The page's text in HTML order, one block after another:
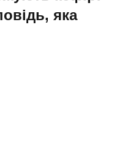
яка